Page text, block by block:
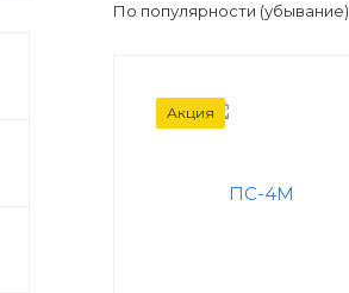
По популярности (убывание)
Акция